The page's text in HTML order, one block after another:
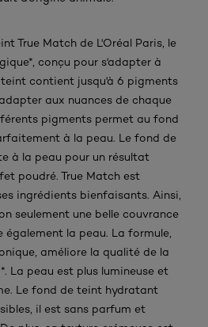
True Match de L'Oréal Paris, le
conçu pour s'adapter à
contient jusqu'à 6 pigments
aux nuances de chaque
pigments permet au fond
à la peau. Le fond de
à la peau pour un résultat
poudré. True Match est
ingrédients bienfaisants. Ainsi,
seulement une belle couvrance
également la peau. La formule,
améliore la qualité de la
La peau est plus lumineuse et
Le fond de teint hydratant
il est sans parfum et